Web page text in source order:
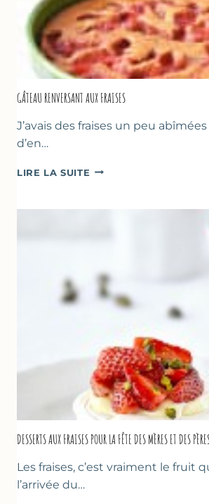
GÂTEAU RENVERSANT AUX FRAISES
J’avais des fraises un peu
d’en…
LIRE LA SUITE GÂTEAU
FRAISES
DESSERTS AUX FRAISES POUR LA FÊTE DES MÈRES ET DES
Les fraises, c’est vraiment le fruit
l’arrivée du…